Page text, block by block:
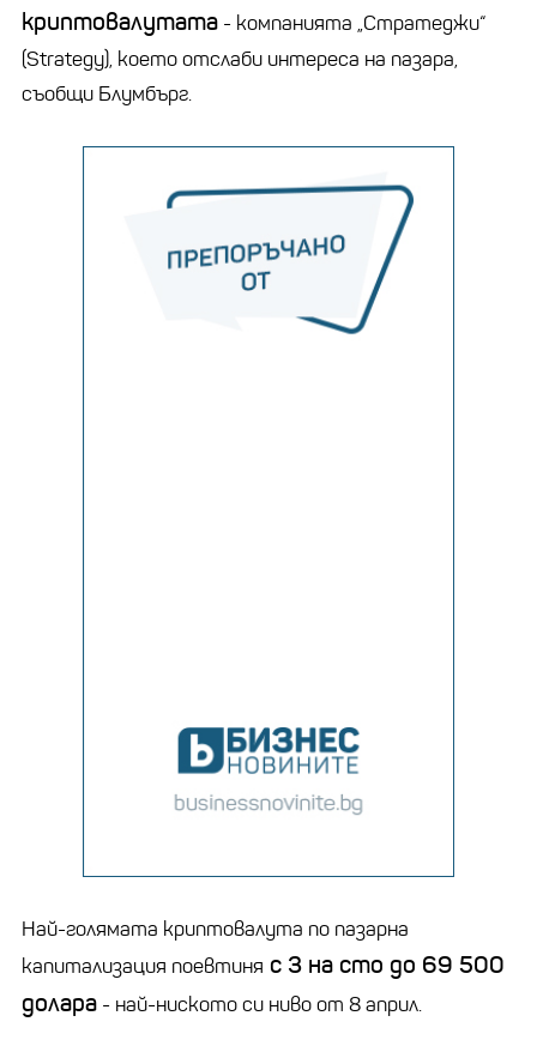
криптовалутата - компанията „Стратеджи“
(Strategy), което отслаби интереса на пазара,
съобщи Блумбърг.
Най-голямата криптовалута по пазарна
капитализация поевтиня с 3 на сто до 69 500
долара - най-ниското си ниво от 8 април.